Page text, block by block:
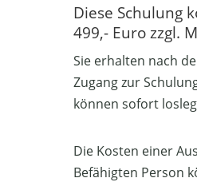
Diese Schulung
499,- Euro zzgl.
Sie erhalten nach
Zugang zur
können sofort
Die Kosten einer
Befähigten Person